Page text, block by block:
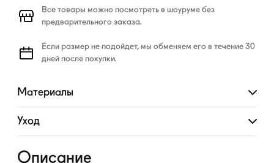
Все товары можно посмотреть в шоуруме без
предварительного заказа.
Если размер не подойдет, мы обменяем его в течение 30
дней после покупки.
Материалы
Развернуть
Уход
Развернуть
Описание